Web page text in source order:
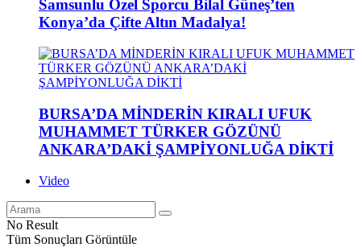
Samsunlu Özel Sporcu Bilal Güneş’ten
Konya’da Çifte Altın Madalya!
BURSA’DA MİNDERİN KIRALI UFUK
MUHAMMET TÜRKER GÖZÜNÜ
ANKARA’DAKİ ŞAMPİYONLUĞA DİKTİ
Video
No Result
Tüm Sonuçları Görüntüle